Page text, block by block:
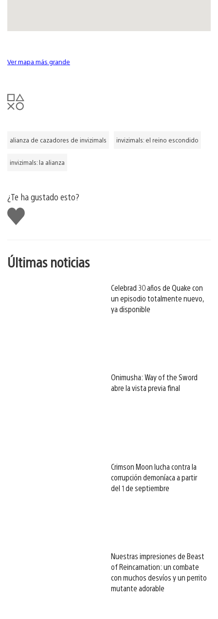
Ver mapa más grande
alianza de cazadores de invizimals invizimals: el reino escondido
invizimals: la alianza
¿Te ha gustado esto?
Me
gusta
Últimas noticias
Celebrad 30 años de Quake con
un episodio totalmente nuevo,
ya disponible
Onimusha: Way of the Sword
abre la vista previa final
Crimson Moon lucha contra la
corrupción demoníaca a partir
del 1 de septiembre
Nuestras impresiones de Beast
of Reincarnation: un combate
con muchos desvíos y un perrito
mutante adorable